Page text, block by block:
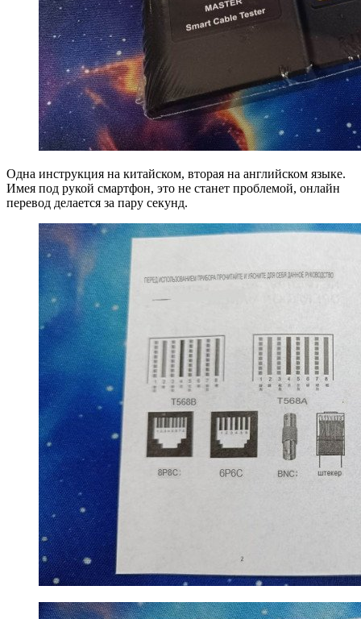
Одна инструкция на китайском, вторая на английском языке.
Имея под рукой смартфон, это не станет проблемой, онлайн
перевод делается за пару секунд.